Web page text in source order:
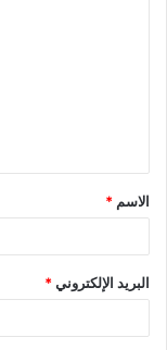
ق
*
الاسم *
البريد الإلكتروني*